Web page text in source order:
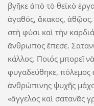
βγῆκε ἀπὸ τὸ θεϊκὸ
ἀγαθός, ἄκακος, ἀθῷος.
στὴ φύσι καὶ τὴν
ἄνθρωπος ἔπεσε.
κάλλος. Ποιός μπορεῖ
φυγαδεύθηκε, πόλεμος
ἀνθρώπινης ψυχῆς
«ἄγγελος καὶ σατανᾶς